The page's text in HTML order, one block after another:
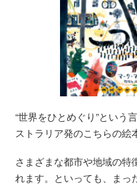
“世界をひとめぐり”という
ストラリア発のこちらの絵
さまざまな都市や地域の特
れます。といっても、まっ